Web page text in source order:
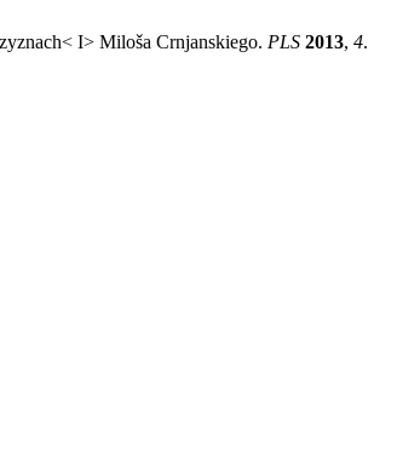
I> Miloša Crnjanskiego. PLS 2013, 4.